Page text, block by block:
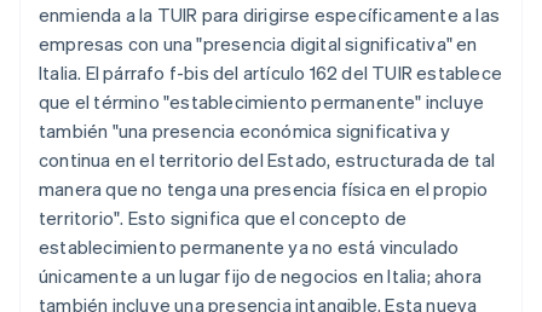
enmienda a la TUIR para dirigirse específicamente a las
empresas con una "presencia digital significativa" en
Italia. El párrafo f-bis del artículo 162 del TUIR establece
que el término "establecimiento permanente" incluye
también "una presencia económica significativa y
continua en el territorio del Estado, estructurada de tal
manera que no tenga una presencia física en el propio
territorio". Esto significa que el concepto de
establecimiento permanente ya no está vinculado
únicamente a un lugar fijo de negocios en Italia; ahora
también incluye una presencia intangible. Esta nueva